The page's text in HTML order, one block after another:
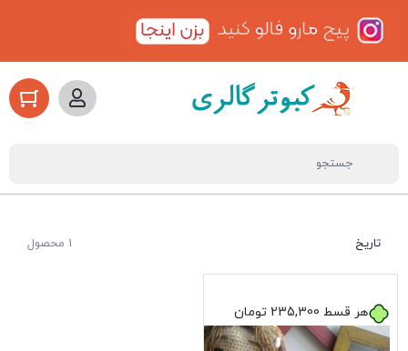
1 محصول تاریخ
هر قسط 235,300 تومان